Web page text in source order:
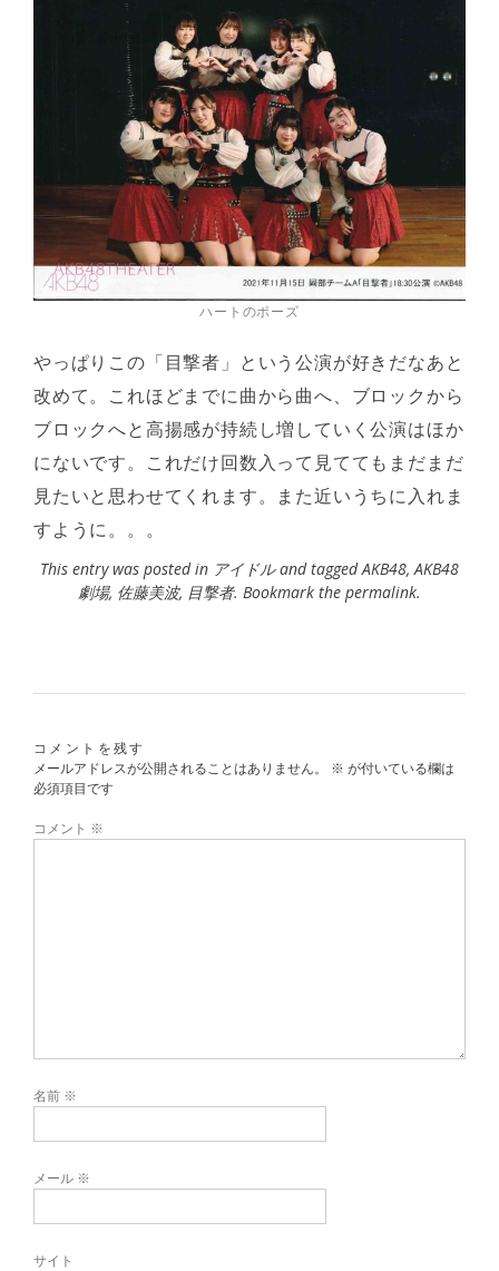
ハートのポーズ
やっぱりこの「目撃者」という公演が好きだなあと
改めて。これほどまでに曲から曲へ、ブロックから
ブロックへと高揚感が持続し増していく公演はほか
にないです。これだけ回数入って見ててもまだまだ
見たいと思わせてくれます。また近いうちに入れま
すように。。。
This entry was posted in アイドルand taggedAKB48,AKB48
劇場, 佐藤美波, 目撃者. Bookmark the permalink.
コメントを残す
メールアドレスが公開されることはありません。
※ が付いている欄は
必須項目です
コメント ※
名前 ※
メール ※
サイト